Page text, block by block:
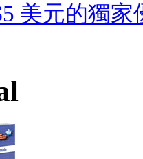
美元的獨家